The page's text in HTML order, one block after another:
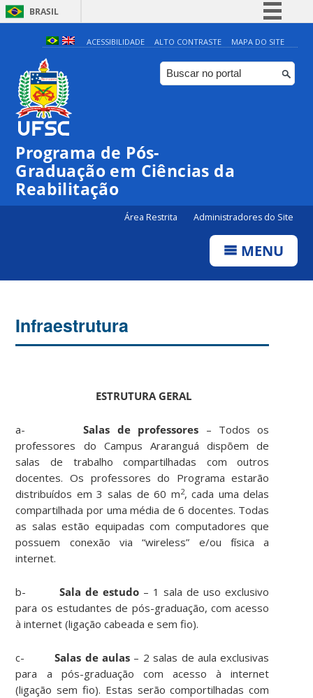
BRASIL
Simplifique!
Comunica BR
Participe
ACESSIBILIDADE ALTO CONTRASTE MAPA DO SITE
Programa de Pós-
Graduação em Ciências da
Reabilitação
Área Restrita Administradores do Site
MENU
Infraestrutura
ESTRUTURA GERAL
a-Salas de professores – Todos os
professores do Campus Araranguá dispõem de
salas de trabalho compartilhadas com outros
docentes. Os professores do Programa estarão
distribuídos em 3 salas de 60 m2, cada uma delas
compartilhada por uma média de 6 docentes. Todas
as salas estão equipadas com computadores que
possuem conexão via “wireless” e/ou física a
internet.
b-Sala de estudo – 1 sala de uso exclusivo
para os estudantes de pós-graduação, com acesso
à internet (ligação cabeada e sem fio).
c-Salas de aulas – 2 salas de aula exclusivas
para a pós-graduação com acesso à internet
(ligação sem fio). Estas serão comportilhadas com